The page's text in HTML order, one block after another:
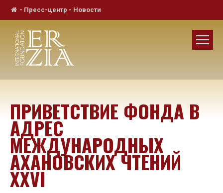
- Пресс-центр - Новости
ПРИВЕТСТВИЕ ФОНДА В
АДРЕС
МЕЖДУНАРОДНЫХ
АХАНОВСКИХ ЧТЕНИЙ
XXVI